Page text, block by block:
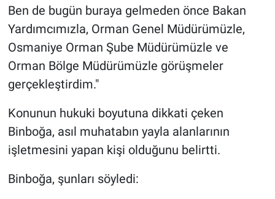
Ben de bugün buraya gelmeden önce Bakan
Yardımcımızla, Orman Genel Müdürümüzle,
Osmaniye Orman Şube Müdürümüzle ve
Orman Bölge Müdürümüzle görüşmeler
gerçekleştirdim."
Konunun hukuki boyutuna dikkati çeken
Binboğa, asıl muhatabın yayla alanlarının
işletmesini yapan kişi olduğunu belirtti.
Binboğa, şunları söyledi: